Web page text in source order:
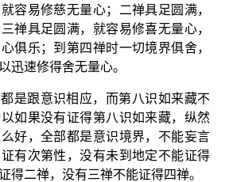
容易修慈无量心；二禅具足圆满，
禅具足圆满，就容易修喜无量心，
俱乐；到第四禅时一切境界俱舍，
迅速修得舍无量心。
是跟意识相应，而第八识如来藏不
如果没有证得第八识如来藏，纵然
好，全部都是意识境界，不能妄言
有次第性，没有未到地定不能证得
得二禅，没有三禅不能证得四禅。